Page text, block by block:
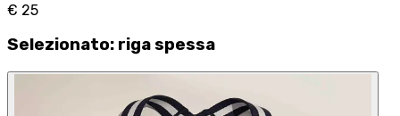
€ 25
Selezionato: riga spessa